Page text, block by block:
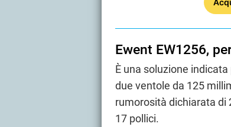
Ewent EW1256,
È una soluzione
due ventole da 125
rumorosità dichiarata di
17 pollici.